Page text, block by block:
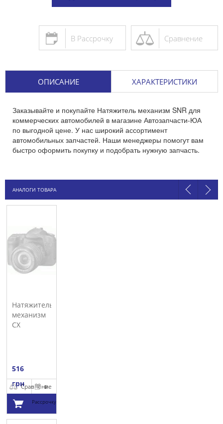
Сравнение
В Рассрочку
ОПИСАНИЕ ХАРАКТЕРИСТИКИ
Заказывайте и покупайте Натяжитель механизм SNR для
коммерческих автомобилей в магазине Автозапчасти-ЮА
по выгодной цене. У нас широкий ассортимент
автомобильных запчастей. Наши менеджеры помогут вам
быстро оформить покупку и подобрать нужную запчасть.
АНАЛОГИ ТОВАРА
Натяжитель
механизм
CX
516
грнСравнение
В
Рассрочку